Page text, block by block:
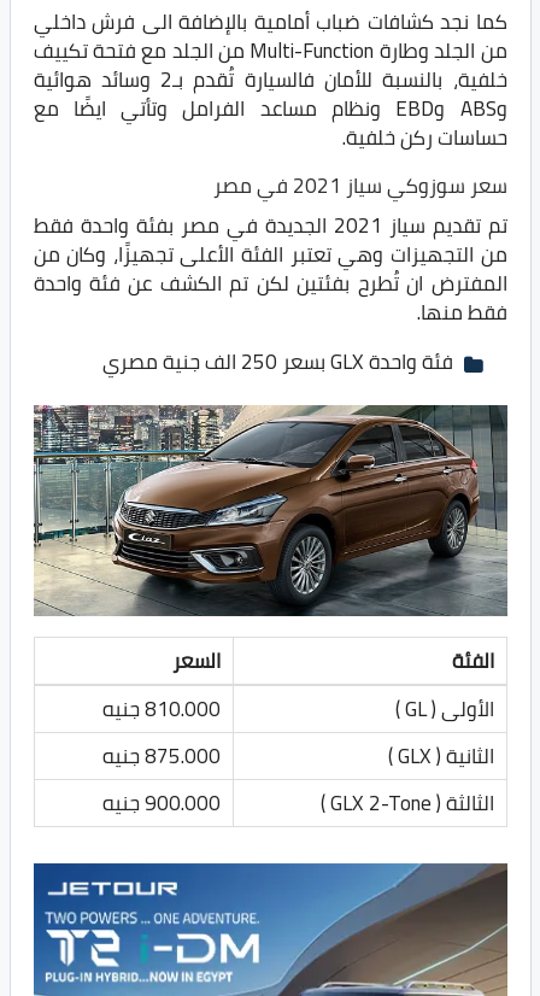
كما نجد كشافات ضباب أمامية بالإضافة الى فرش داخلي
من الجلد وطارة Multi-Function من الجلد مع فتحة تكييف
خلفية، بالنسبة للأمان فالسيارة تُقدم بـ2 وسائد هوائية
وABS وEBD ونظام مساعد الفرامل وتأتي ايضًا مع
حساسات ركن خلفية.
سعر سوزوكي سياز 2021 في مصر
تم تقديم سياز 2021 الجديدة في مصر بفئة واحدة فقط
من التجهيزات وهي تعتبر الفئة الأعلى تجهيزًا، وكان من
المفترض ان تُطرح بفئتين لكن تم الكشف عن فئة واحدة
فقط منها.
فئة واحدة GLX بسعر 250 الف جنية مصري
الفئة
السعر
الأولى ( GL )
810.000 جنيه
الثانية ( GLX )
875.000 جنيه
الثالثة ( GLX 2-Tone )
900.000 جنيه